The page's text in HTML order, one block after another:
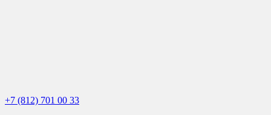
+7 (812) 701 00 33